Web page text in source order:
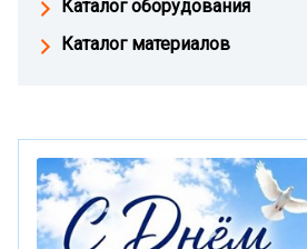
Каталог оборудования
Каталог материалов